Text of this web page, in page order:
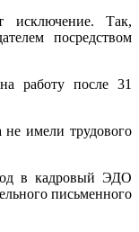
исключение. Так,
посредством
работу после 31
имели трудового
в кадровый ЭДО
письменного